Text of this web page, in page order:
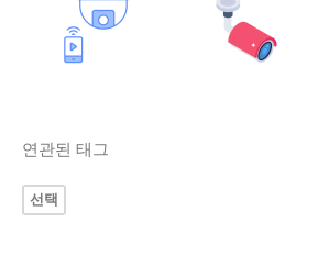
연관된 태그
선택